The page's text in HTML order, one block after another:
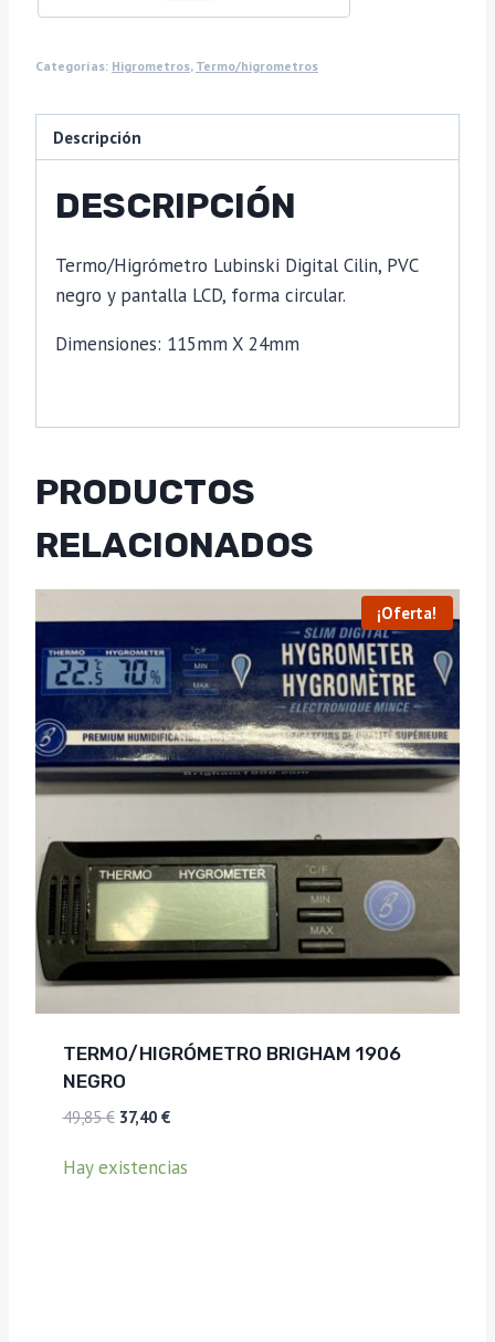
Categorías: Higrometros, Termo/higrometros
Descripción
DESCRIPCIÓN
Termo/Higrómetro Lubinski Digital Cilin, PVC
negro y pantalla LCD, forma circular.
Dimensiones: 115mm X 24mm
PRODUCTOS
RELACIONADOS
¡Oferta!
TERMO/HIGRÓMETRO BRIGHAM 1906
NEGRO
49,85€ El
original
37,40 €El
actual
Hay existencias